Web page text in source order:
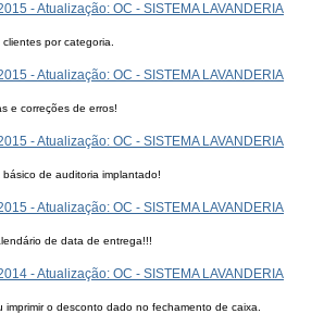
- Atualização: OC - SISTEMA LAVANDERIA
clientes por categoria.
- Atualização: OC - SISTEMA LAVANDERIA
e correções de erros!
- Atualização: OC - SISTEMA LAVANDERIA
básico de auditoria implantado!
- Atualização: OC - SISTEMA LAVANDERIA
de data de entrega!!!
- Atualização: OC - SISTEMA LAVANDERIA
imprimir o desconto dado no fechamento de caixa.